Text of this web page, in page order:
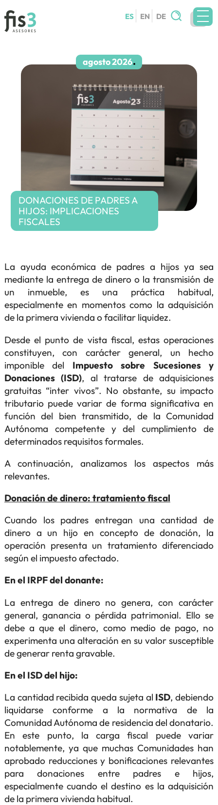
ES EN DE
Buscar:
SERVICIOS
CONTACTO
TRABAJA CON NOSOTROS
agosto 2026
DONACIONES DE PADRES A
HIJOS: IMPLICACIONES
FISCALES
La ayuda económica de padres a hijos ya sea
mediante la entrega de dinero o la transmisión de
un inmueble, es una práctica habitual,
especialmente en momentos como la adquisición
de la primera vivienda o facilitar liquidez.
Desde el punto de vista fiscal, estas operaciones
constituyen, con carácter general, un hecho
imponible del Impuesto sobre Sucesiones y
Donaciones (ISD), al tratarse de adquisiciones
gratuitas “inter vivos”. No obstante, su impacto
tributario puede variar de forma significativa en
función del bien transmitido, de la Comunidad
Autónoma competente y del cumplimiento de
determinados requisitos formales.
A continuación, analizamos los aspectos más
relevantes.
Donación de dinero: tratamiento fiscal
Cuando los padres entregan una cantidad de
dinero a un hijo en concepto de donación, la
operación presenta un tratamiento diferenciado
según el impuesto afectado.
En el IRPF del donante:
La entrega de dinero no genera, con carácter
general, ganancia o pérdida patrimonial. Ello se
debe a que el dinero, como medio de pago, no
experimenta una alteración en su valor susceptible
de generar renta gravable.
En el ISD del hijo:
La cantidad recibida queda sujeta al ISD, debiendo
liquidarse conforme a la normativa de la
Comunidad Autónoma de residencia del donatario.
En este punto, la carga fiscal puede variar
notablemente, ya que muchas Comunidades han
aprobado reducciones y bonificaciones relevantes
para donaciones entre padres e hijos,
especialmente cuando el destino es la adquisición
de la primera vivienda habitual.